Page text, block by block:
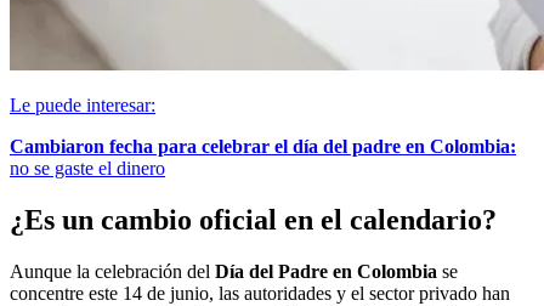
Le puede interesar:
Cambiaron fecha para celebrar el día del padre en Colombia:
no se gaste el dinero
¿Es un cambio oficial en el calendario?
Aunque la celebración del Día del Padre en Colombia se
concentre este 14 de junio, las autoridades y el sector privado han